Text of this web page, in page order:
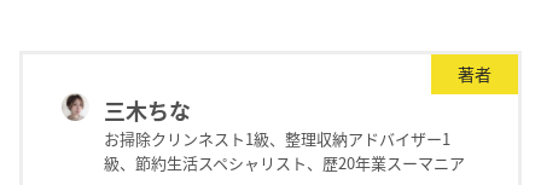
著者
三木ちな
お掃除クリンネスト1級、整理収納アドバイザー1
級、節約生活スペシャリスト、歴20年業スーマニア